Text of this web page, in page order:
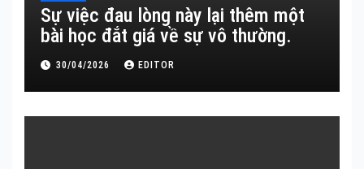
Sự việc đau lòng này lại thêm một
bài học đắt giá về sự vô thường.
30/04/2026 EDITOR